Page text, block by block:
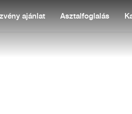
ajánlat Asztalfoglalás